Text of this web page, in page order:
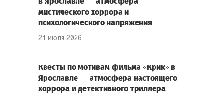
мистического хоррора и
психологического напряжения
21 июля 2026
Квесты по мотивам фильма «Крик» в
Ярославле — атмосфера настоящего
хоррора и детективного триллера